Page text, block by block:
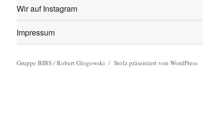
Wir auf Instagram
Impressum
Gruppe BIBS / Robert Glogowski Stolz präsentiert von WordPress